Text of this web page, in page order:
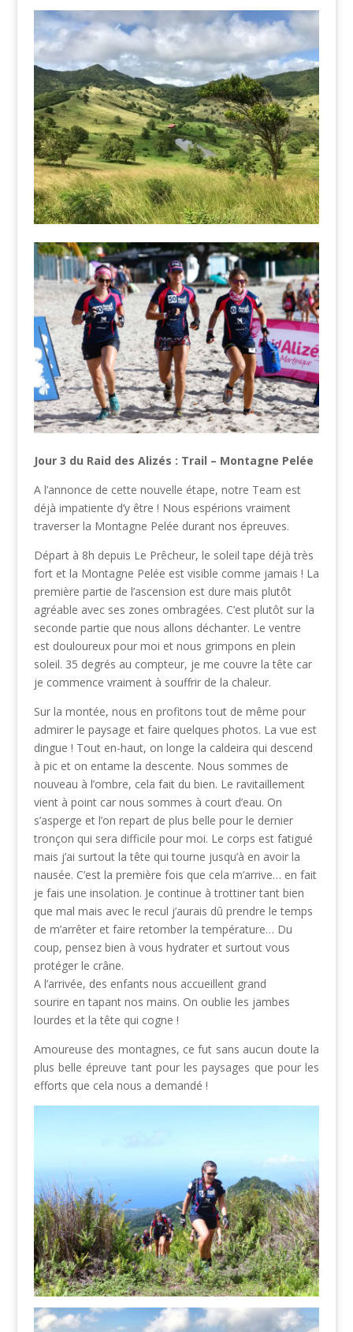
Jour 3 du Raid des Alizés : Trail – Montagne Pelée
A l’annonce de cette nouvelle étape, notre Team est
déjà impatiente d’y être ! Nous espérions vraiment
traverser la Montagne Pelée durant nos épreuves.
Départ à 8h depuis Le Prêcheur, le soleil tape déjà très
fort et la Montagne Pelée est visible comme jamais ! La
première partie de l’ascension est dure mais plutôt
agréable avec ses zones ombragées. C’est plutôt sur la
seconde partie que nous allons déchanter. Le ventre
est douloureux pour moi et nous grimpons en plein
soleil. 35 degrés au compteur, je me couvre la tête car
je commence vraiment à souffrir de la chaleur.
Sur la montée, nous en profitons tout de même pour
admirer le paysage et faire quelques photos. La vue est
dingue ! Tout en-haut, on longe la caldeira qui descend
à pic et on entame la descente. Nous sommes de
nouveau à l’ombre, cela fait du bien. Le ravitaillement
vient à point car nous sommes à court d’eau. On
s’asperge et l’on repart de plus belle pour le dernier
tronçon qui sera difficile pour moi. Le corps est fatigué
mais j’ai surtout la tête qui tourne jusqu’à en avoir la
nausée. C’est la première fois que cela m’arrive… en fait
je fais une insolation. Je continue à trottiner tant bien
que mal mais avec le recul j’aurais dû prendre le temps
de m’arrêter et faire retomber la température… Du
coup, pensez bien à vous hydrater et surtout vous
protéger le crâne.
A l’arrivée, des enfants nous accueillent grand
sourire en tapant nos mains. On oublie les jambes
lourdes et la tête qui cogne !
Amoureuse des montagnes, ce fut sans aucun doute la
plus belle épreuve tant pour les paysages que pour les
efforts que cela nous a demandé !